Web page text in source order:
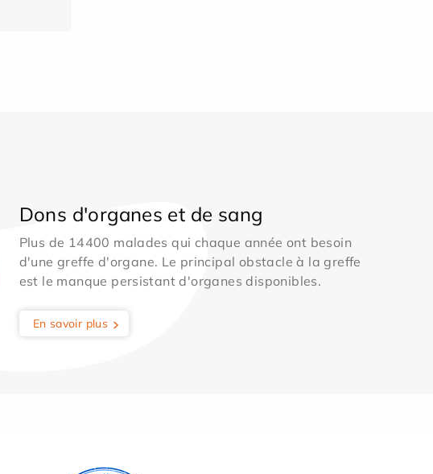
Dons d'organes et de sang
Plus de 14400 malades qui chaque année ont besoin
d'une greffe d'organe. Le principal obstacle à la greffe
est le manque persistant d'organes disponibles.
En savoir plus